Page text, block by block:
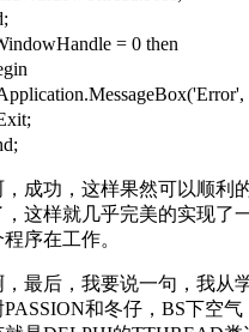
= 0 then
，成功，这样果然可以顺利
，这样就几乎完美的实现了
序在工作。
，最后，我要说一句，我
PASSION和冬仔，BS下空